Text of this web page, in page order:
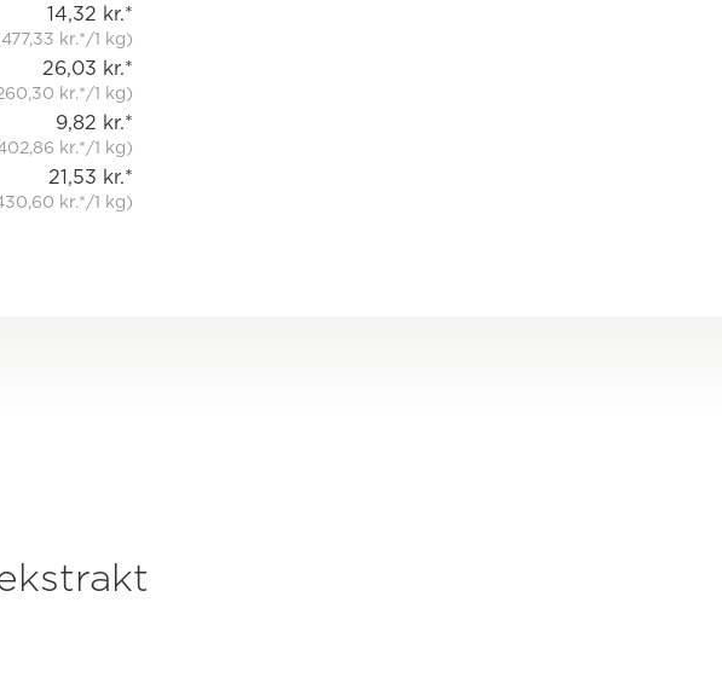
14,32 kr.*
kr.*/1 kg)
26,03 kr.*
kr.*/1 kg)
9,82 kr.*
kr.*/1 kg)
21,53 kr.*
kr.*/1 kg)